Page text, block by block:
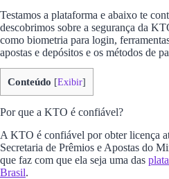
Testamos a plataforma e abaixo te
descobrimos sobre a segurança da
como biometria para login,
apostas e depósitos e os métodos de
Conteúdo [Exibir]
Por que a KTO é confiável?
A KTO é confiável por obter licença
Secretaria de Prêmios e Apostas do
que faz com que ela seja uma das
Brasil.